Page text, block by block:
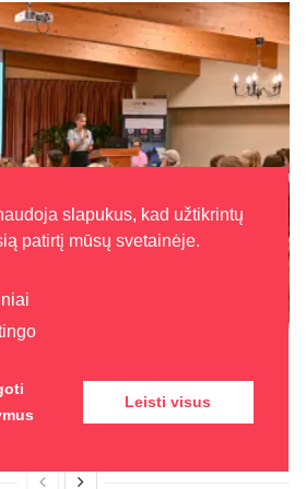
savivaldybė
ryšius su Jungtine
slapukus, kad užtikrintų
patirtį mūsų svetainėje.
Leisti visus